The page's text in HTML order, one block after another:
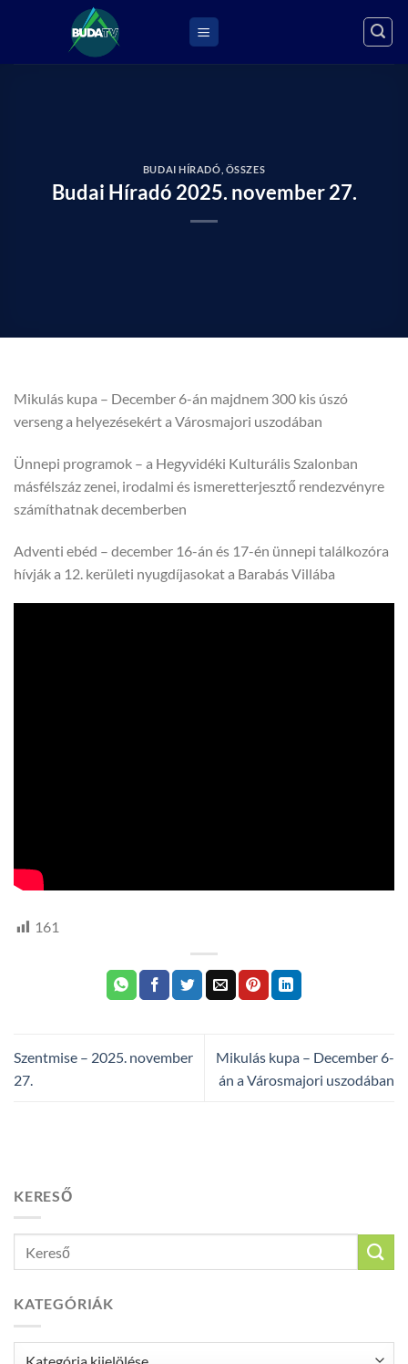
BUDAI HÍRADÓ ÖSSZES
Budai Híradó 2025. november 27.
Mikulás kupa – December 6-án majdnem 300 kis úszó
verseng a helyezésekért a Városmajori uszodában
Ünnepi programok – a Hegyvidéki Kulturális Szalonban
másfélszáz zenei, irodalmi és ismeretterjesztő rendezvényre
számíthatnak decemberben
Adventi ebéd – december 16-án és 17-én ünnepi találkozóra
hívják a 12. kerületi nyugdíjasokat a Barabás Villába
161
Szentmise – 2025. november
27.
Mikulás kupa – December 6-
án a Városmajori uszodában
KERESŐ
KATEGÓRIÁK